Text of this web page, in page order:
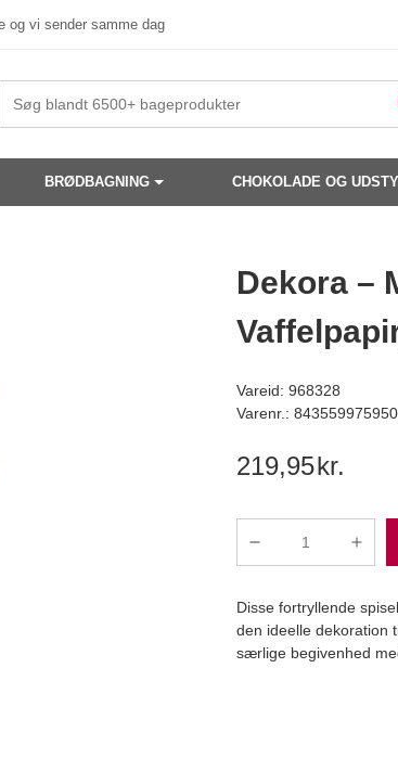
og vi sender samme dag
BRØDBAGNING CHOKOLADE OG
have dinDekora –
Vareid: 968328
Varenr.:
219,95kr.
Vaffelpapir,
Disse fortryllende
den ideelle dekoration
særlige begivenhed